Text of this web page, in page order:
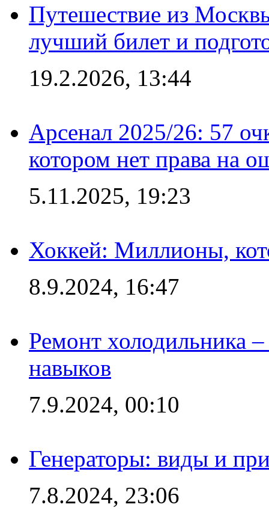
Путешествие из
лучший билет и
19.2.2026, 13:44
Арсенал 2025/26: 57
котором нет права на
5.11.2025, 19:23
Хоккей: Миллионы,
8.9.2024, 16:47
Ремонт холодильника
навыков
7.9.2024, 00:10
Генераторы: виды и
7.8.2024, 23:06